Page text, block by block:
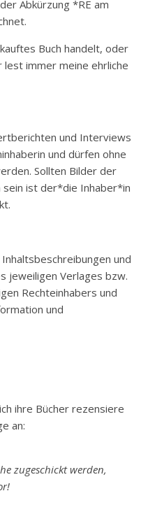
Abkürzung *RE am
Buch handelt, oder
lest immer meine ehrliche
und Interviews
und dürfen ohne
Sollten Bilder der
ist der*die Inhaber*in
und
jeweiligen Verlages bzw.
Rechteinhabers und
und
ihre Bücher rezensiere
an:
zugeschickt werden,